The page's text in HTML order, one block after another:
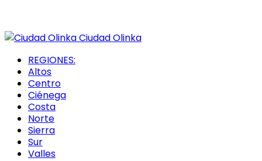
Ciudad Olinka
REGIONES:
Altos
Centro
Ciénega
Costa
Norte
Sierra
Sur
Valles